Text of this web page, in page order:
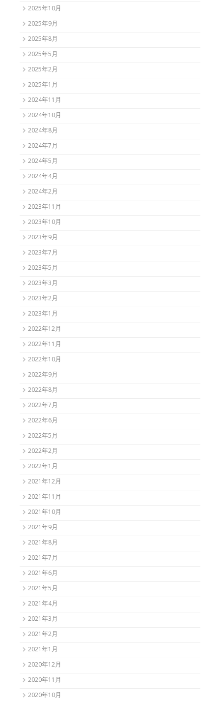
2025年10月
2025年9月
2025年8月
2025年5月
2025年2月
2025年1月
2024年11月
2024年10月
2024年8月
2024年7月
2024年5月
2024年4月
2024年2月
2023年11月
2023年10月
2023年9月
2023年7月
2023年5月
2023年3月
2023年2月
2023年1月
2022年12月
2022年11月
2022年10月
2022年9月
2022年8月
2022年7月
2022年6月
2022年5月
2022年2月
2022年1月
2021年12月
2021年11月
2021年10月
2021年9月
2021年8月
2021年7月
2021年6月
2021年5月
2021年4月
2021年3月
2021年2月
2021年1月
2020年12月
2020年11月
2020年10月